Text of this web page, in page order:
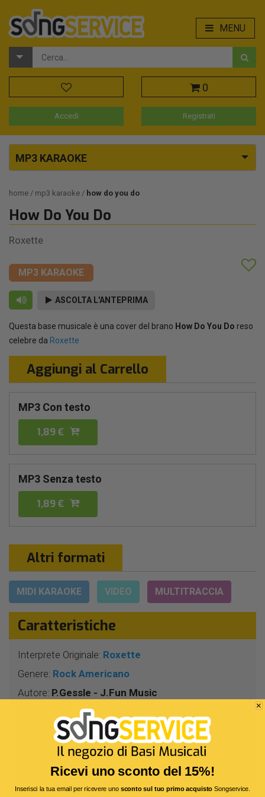
MENU
0
Accedi Registrati
MP3 KARAOKE
home mp3 karaoke how do you do
How Do You Do
Roxette
MP3 KARAOKE
ASCOLTA L'ANTEPRIMA
Questa base musicale è una cover del brano How Do You Do reso
celebre da Roxette
Aggiungi al Carrello
MP3 Con testo
1,89 €
MP3 Senza testo
1,89 €
Altri formati
MIDI KARAOKE VIDEO MULTITRACCIA
Caratteristiche
Interprete Originale: Roxette
Genere: Rock Americano
Autore: P.Gessle - J.Fun Music
3 Min 10 Sec
Segnatura:4/4
121
Tonalità:DO
Bitrate:320 Kbit/s
Ricevi uno sconto del 15%!
Inserisci la tua email per ricevere uno sconto sul tuo primo acquistoSongservice.